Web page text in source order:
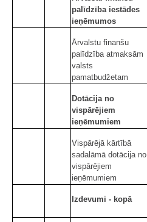
palīdzība iestādes
ieņēmumos
Ārvalstu finanšu
palīdzība atmaksām
valsts
pamatbudžetam
Dotācija no
vispārējiem
ieņēmumiem
Vispārējā kārtībā
sadalāmā dotācija no
vispārējiem
ieņēmumiem
Izdevumi - kopā